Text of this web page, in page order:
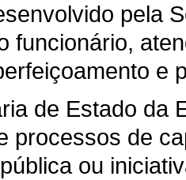
pela
funcionário,
e
de Estado da
processos de
ou